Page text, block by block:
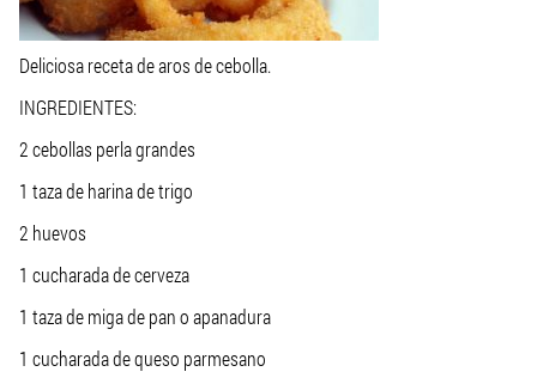
Deliciosa receta de aros de cebolla.
INGREDIENTES:
2 cebollas perla grandes
1 taza de harina de trigo
2 huevos
1 cucharada de cerveza
1 taza de miga de pan o apanadura
1 cucharada de queso parmesano